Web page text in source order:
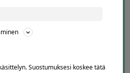
Suostumuksesi koskee tätä